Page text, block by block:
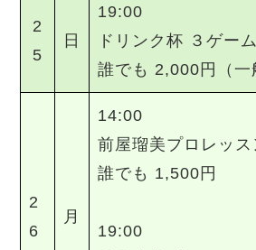
2
5
日
19:00
ドリンク杯 ３ゲーム
誰でも 2,000円（一
2
6
月
14:00
前屋瑠美プロレッ
誰でも 1,500円
19:00